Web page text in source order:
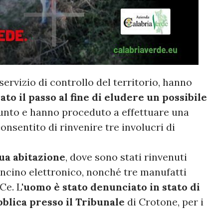
di controllo del territorio, hanno
il passo al fine di eludere un possibile
e hanno proceduto a effettuare una
di rinvenire tre involucri di
abitazione, dove sono stati rinvenuti
elettronico, nonché tre manufatti
L'uomo è stato denunciato in stato di
presso il Tribunale di Crotone, per i